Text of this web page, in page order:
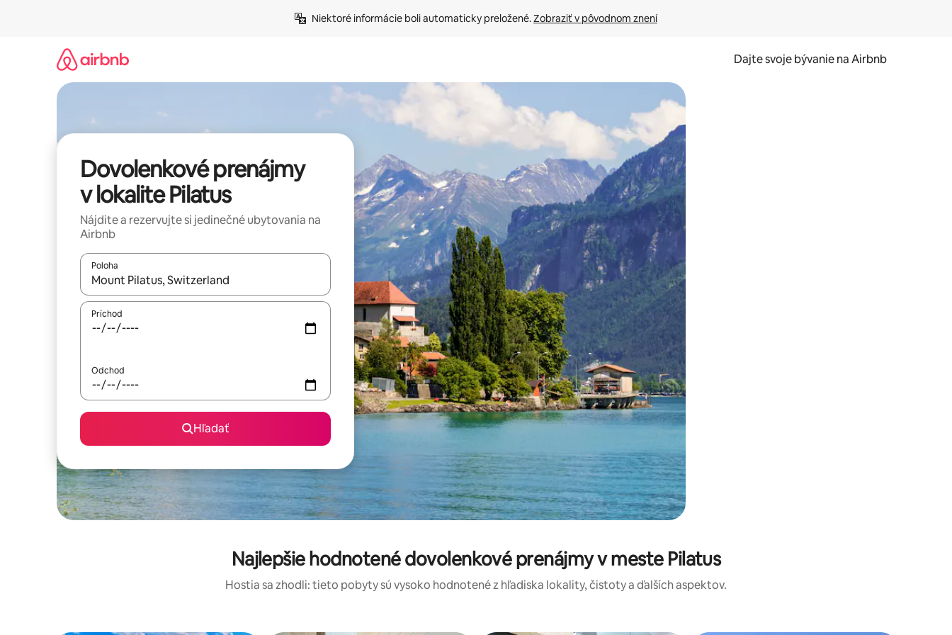
Niektoré informácie boli automaticky preložené. Zobraziť v pôvodnom znení
Dajte svoje bývanie na Airbnb
Dovolenkové prenájmy
v lokalite Pilatus
Nájdite a rezervujte si jedinečné ubytovania na
Airbnb
Poloha
Keď budú výsledky k dispozícii, môžete si ich prechádzať pomocou klávesov so šípkami nahor a nadol alebo ich preskúmať pomocou dotykových gest či potiahnutia prstom.
Príchod
Odchod
Hľadať
Najlepšie hodnotené dovolenkové prenájmy v meste Pilatus
Hostia sa zhodli: tieto pobyty sú vysoko hodnotené z hľadiska lokality, čistoty a ďalších aspektov.